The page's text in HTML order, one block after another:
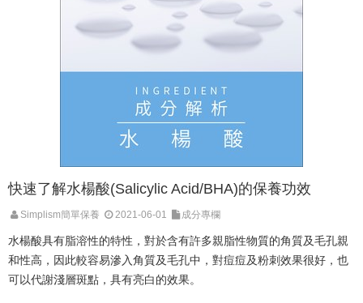
快速了解水楊酸(Salicylic Acid/BHA)的保養功效
Simplism簡單保養 2021-06-01 成分專欄
水楊酸具有脂溶性的特性，對於含有許多親脂性物質的角質及毛孔親
和性高，因此較容易滲入角質及毛孔中，對痘痘及粉刺效果很好，也
可以代謝淺層斑點，具有亮白的效果。